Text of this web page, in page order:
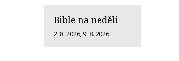
Bible na neděli
2. 8. 2026, 9. 8. 2026